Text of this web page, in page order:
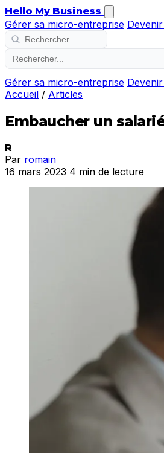
Hello My Business
Gérer sa micro-entreprise
Gérer sa micro-entreprise
Accueil / Articles
Embaucher un
R
Par romain
16 mars 2023 4 min de lecture